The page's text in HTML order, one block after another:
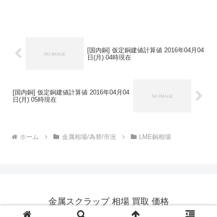
[国内銅] 仮定銅建値計算値 2016年04月04
日(月) 04時現在
[国内銅] 仮定銅建値計算値 2016年04月04
日(月) 05時現在
ホーム 金属相場/為替/市況 LME銅相場
金属スクラップ 相場 買取 価格